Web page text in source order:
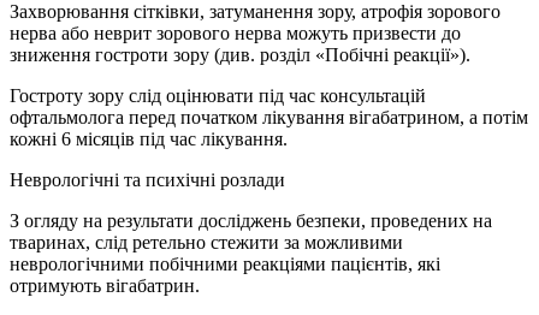
Захворювання сітківки, затуманення зору, атрофія зорового
нерва або неврит зорового нерва можуть призвести до
зниження гостроти зору (див. розділ «Побічні реакції»).
Гостроту зору слід оцінювати під час консультацій
офтальмолога перед початком лікування вігабатрином, а потім
кожні 6 місяців під час лікування.
Неврологічні та психічні розлади
З огляду на результати досліджень безпеки, проведених на
тваринах, слід ретельно стежити за можливими
неврологічними побічними реакціями пацієнтів, які
отримують вігабатрин.